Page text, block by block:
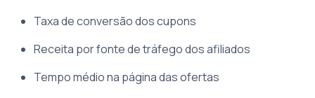
Taxa de conversão dos cupons
Receita por fonte de tráfego dos afiliados
Tempo médio na página das ofertas